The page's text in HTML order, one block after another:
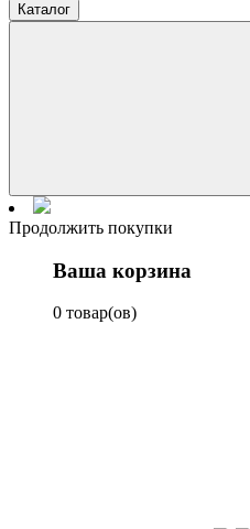
Каталог
Продолжить покупки
Ваша корзина
0 товар(ов)